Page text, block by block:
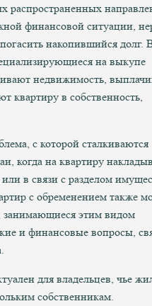
распространенных
финансовой ситуации,
накопившийся долг.
на выкупе
недвижимость,
квартиру в собственность,
с которой сталкиваются
когда на квартиру
или в связи с разделом
с обременением также
этим видом
и финансовые вопросы,
для владельцев, чье
собственникам.